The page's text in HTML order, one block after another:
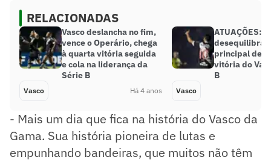
RELACIONADAS
Vasco deslancha no fim,
vence o Operário, chega
à quarta vitória seguida
e cola na liderança da
Série B
Vasco Há 4 anos
ATUAÇÕES:
desequilibra,
principal
vitória do
B
Vasco
- Mais um dia que fica na história do Vasco da
Gama. Sua história pioneira de lutas e
empunhando bandeiras, que muitos não têm